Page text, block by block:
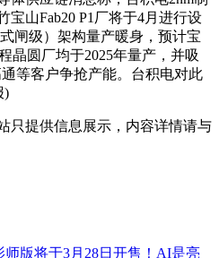
宝山Fab20 P1厂将于4月进行设
闸级）架构量产暖身，预计宝
晶圆厂均于2025年量产，并吸
等客户争抢产能。台积电对此
)
只提供信息展示，内容详情请与
师版将于3月28日开售！AI是亮